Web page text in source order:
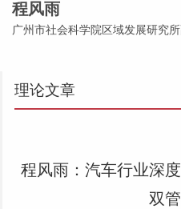
程风雨
广州市社会科学院区域发展研究
理论文章
程风雨：汽车行业深
双